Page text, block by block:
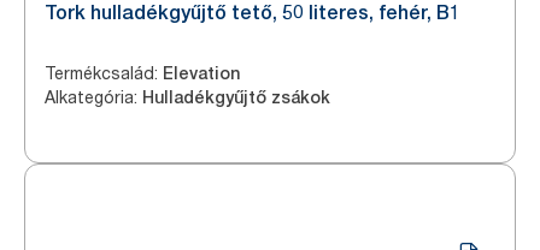
Tork hulladékgyűjtő tető, 50 literes, fehér, B1
Termékcsalád: Elevation
Alkategória: Hulladékgyűjtő zsákok